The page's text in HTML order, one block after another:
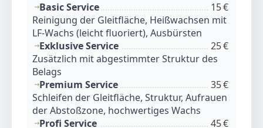
Basic Service
15 €
Reinigung der Gleitfläche, Heißwachsen mit
LF-Wachs (leicht fluoriert), Ausbürsten
Exklusive Service
25 €
Zusätzlich mit abgestimmter Struktur des
Belags
Premium Service
35 €
Schleifen der Gleitfläche, Struktur, Aufrauen
der Abstoßzone, hochwertiges Wachs
Profi Service
45 €